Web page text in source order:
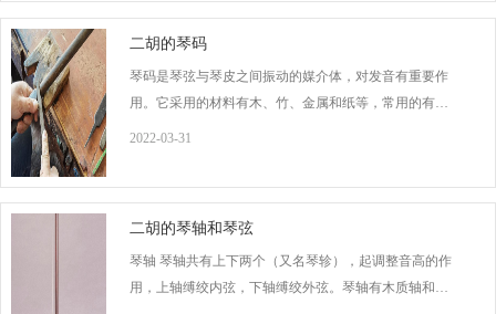
最广泛的是海绵和呢子，效果最好的是天然麂皮，不能
小看了它
二胡的琴码
琴码是琴弦与琴皮之间振动的媒介体，对发音有重要作
用。它采用的材料有木、竹、金属和纸等，常用的有木
传导到蟒皮上。因此，琴码的选料、形状以及在琴皮上
的安
2022-03-31
二胡的琴轴和琴弦
琴轴 琴轴共有上下两个（又名琴轸），起调整音高的作
用，上轴缚绞内弦，下轴缚绞外弦。琴轴有木质轴和机